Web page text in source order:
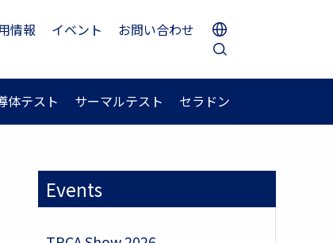
情報 イベント お問い合わせ
体テスト サーマルテスト セラドン
Events